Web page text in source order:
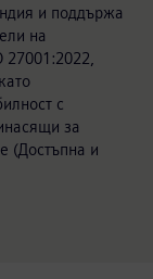
и поддържа
на
с
за
(Достъпна и